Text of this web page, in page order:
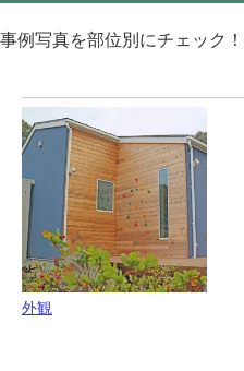
事例写真を部位別にチェック！
外観